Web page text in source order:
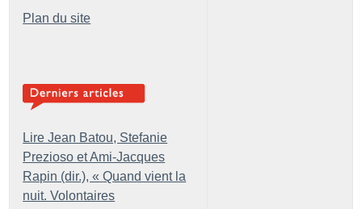
Plan du site
Lire Jean Batou, Stefanie
Prezioso et Ami-Jacques
Rapin (dir.), « Quand vient la
nuit. Volontaires